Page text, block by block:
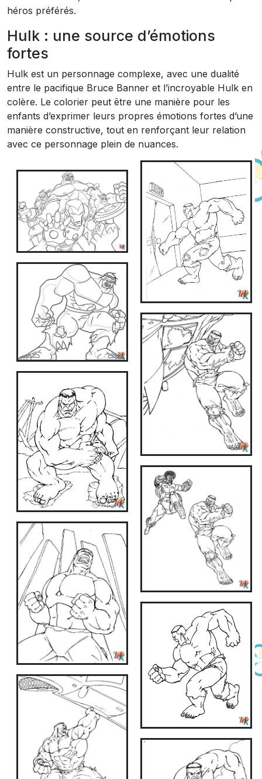
héros préférés.
Hulk : une source d’émotions
fortes
Hulk est un personnage complexe, avec une dualité
entre le pacifique Bruce Banner et l’incroyable Hulk en
colère. Le colorier peut être une manière pour les
enfants d’exprimer leurs propres émotions fortes d’une
manière constructive, tout en renforçant leur relation
avec ce personnage plein de nuances.